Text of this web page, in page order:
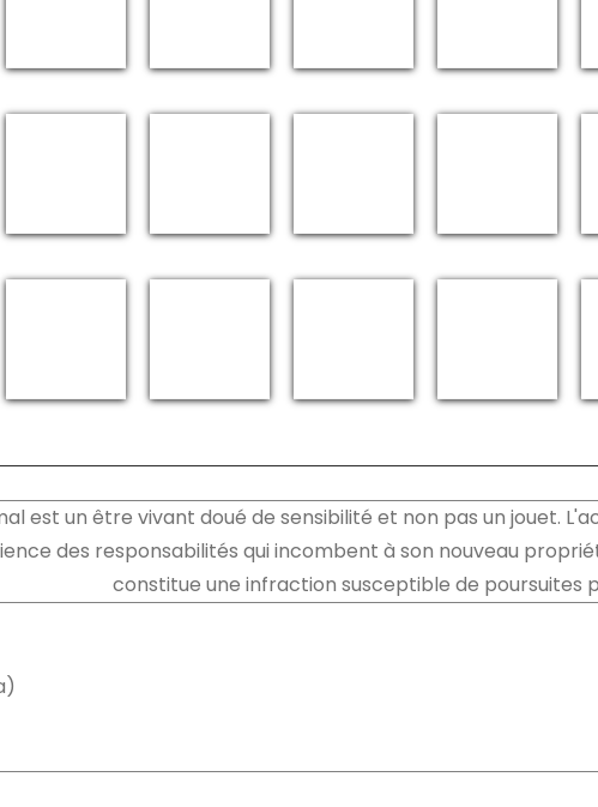
est un être vivant doué de sensibilité et non pas un jouet.
des responsabilités qui incombent à son nouveau
constitue une infraction susceptible de poursuites